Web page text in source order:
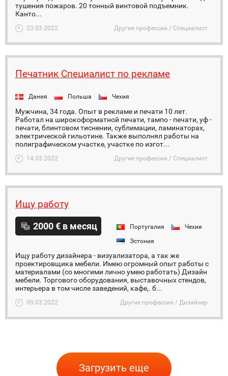
тушения пожаров. 20 тонный винтовой подъемник.
Канто...
23.03.2022 Другие профессии / Специалист
Печатник Специалист по рекламе
Дания Польша Чехия
Мужчина, 34 года. Опыт в рекламе и печати 10 лет.
Работал на широкоформатной печати, тампо - печати, уф -
печати, блинтовом тиснении, сублимации, ламинаторах,
электрической гильотине. Также выполнял работы на
полиграфическом участке, участке по изгот...
14.03.2022 Другие профессии / Специалист
Ищу работу
2000 € в месяц Португалия
Чехия
Эстония
Ищу работу дизайнера - визуализатора, а так же
проектировщика мебели. Имею огромный опыт работы с
материалами (со многими лично умею работать) Дизайн
мебели. Торгового оборудования, выставочных стендов,
интерьера в том числе заведений, кафе,. б...
09.03.2022 Другие профессии / Дизайнер
Загрузить еще